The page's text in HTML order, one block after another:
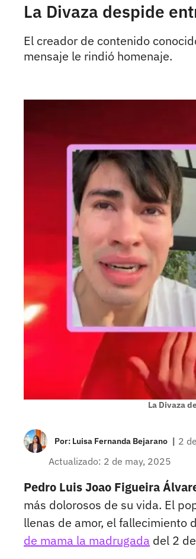
La Divaza despide
El creador de contenido
mensaje le rindió homenaje.
La Divaza
Por: Luisa Fernanda Bejarano | 2
Actualizado: 2 de may, 2025
Pedro Luis Joao Figueira
más dolorosos de su vida. El
llenas de amor, el fallecimiento
de mama la madrugada del 2